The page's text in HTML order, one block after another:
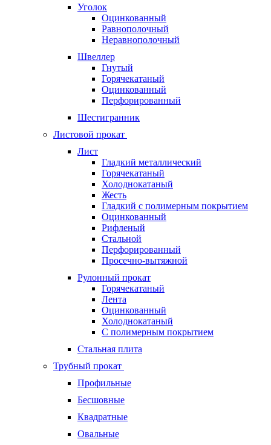
Уголок
Оцинкованный
Равнополочный
Неравнополочный
Швеллер
Гнутый
Горячекатаный
Оцинкованный
Перфорированный
Шестигранник
Листовой прокат
Лист
Гладкий металлический
Горячекатаный
Холоднокатаный
Жесть
Гладкий с полимерным покрытием
Оцинкованный
Рифленый
Стальной
Перфорированный
Просечно-вытяжной
Рулонный прокат
Горячекатаный
Лента
Оцинкованный
Холоднокатаный
С полимерным покрытием
Стальная плита
Трубный прокат
Профильные
Бесшовные
Квадратные
Овальные